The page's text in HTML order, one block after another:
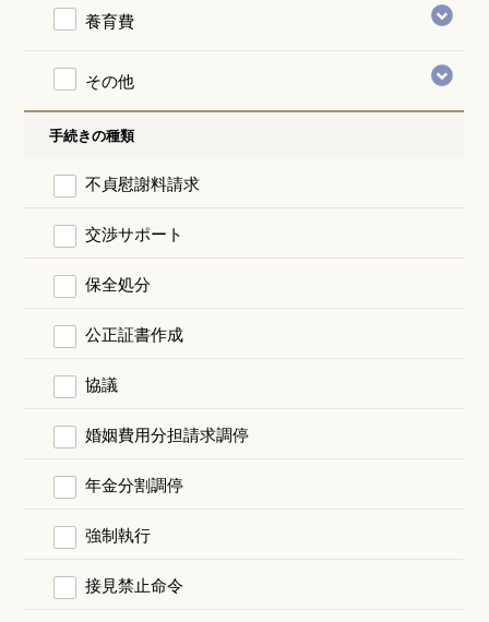
養育費
その他
手続きの種類
不貞慰謝料請求
交渉サポート
保全処分
公正証書作成
協議
婚姻費用分担請求調停
年金分割調停
強制執行
接見禁止命令